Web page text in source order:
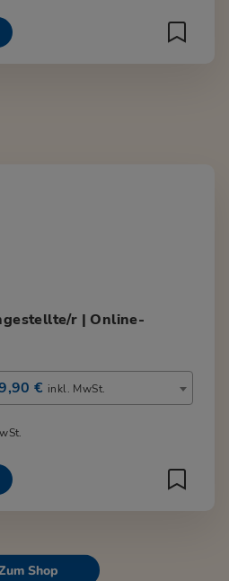
r | Online-
€ inkl. MwSt.
Shop